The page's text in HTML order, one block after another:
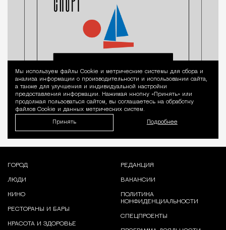
Уведомление
Мы используем файлы Сookie и метрические системы для сбора и
анализа информации о производительности и использовании сайта,
а также для улучшения и индивидуальной настройки
предоставления информации. Нажимая кнопку «Принять» или
продолжая пользоваться сайтом, вы соглашаетесь на обработку
файлов Cookie и данных метрических систем.
Принять Подробнее
ГОРОД
ЛЮДИ
КИНО
РЕСТОРАНЫ И БАРЫ
КРАСОТА И ЗДОРОВЬЕ
РЕДАКЦИЯ
ВАКАНСИИ
ПОЛИТИКА
КОНФИДЕНЦИАЛЬНОСТИ
СПЕЦПРОЕКТЫ